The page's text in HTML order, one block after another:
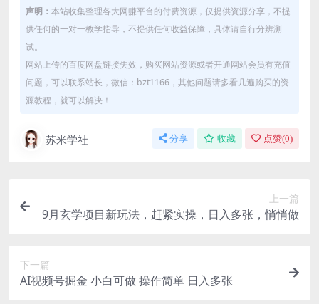
声明： 本站收集整理各大网赚平台的付费资源，仅提供资源分享，不提
供任何的一对一教学指导，不提供任何收益保障，具体请自行分辨测
试。
网站上传的百度网盘链接失效，购买网站资源或者开通网站会员有充值
问题，可以联系站长，微信：bzt1166，其他问题请多看几遍购买的资
源教程，就可以解决！
苏米学社 分享 收藏 点赞(0)
上一篇
9月玄学项目新玩法，赶紧实操，日入多张，悄悄做
下一篇
AI视频号掘金 小白可做 操作简单 日入多张